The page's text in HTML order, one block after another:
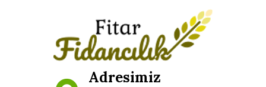
Adresimiz